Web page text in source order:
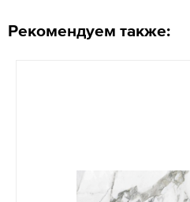
Рекомендуем также: